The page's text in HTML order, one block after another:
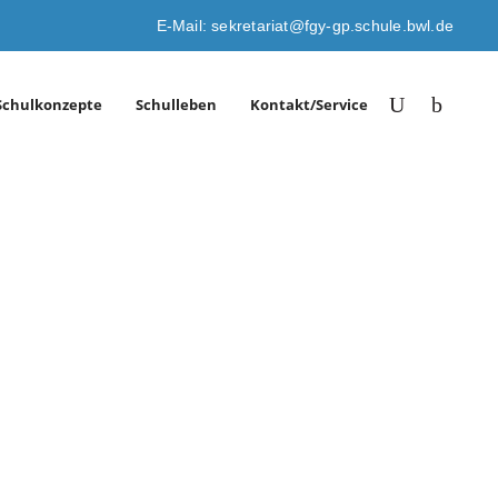
E-Mail: sekretariat@fgy-gp.schule.bwl.de
Schulleben Kontakt/Service